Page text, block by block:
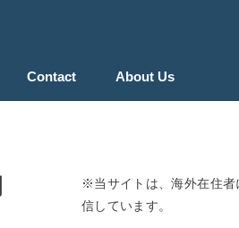
Contact About Us
※当サイトは、海外在住者
信しています。